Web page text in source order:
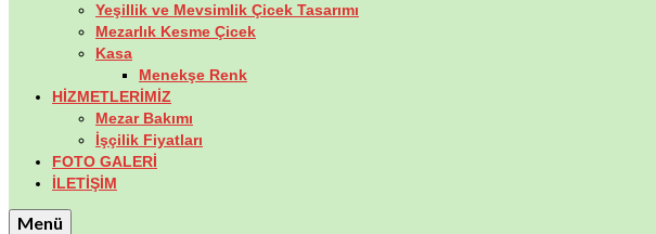
Yeşillik ve Mevsimlik Çicek Tasarımı
Mezarlık Kesme Çicek
Kasa
Menekşe Renk
HİZMETLERİMİZ
Mezar Bakımı
İşçilik Fiyatları
FOTO GALERİ
İLETİŞİM
Menü